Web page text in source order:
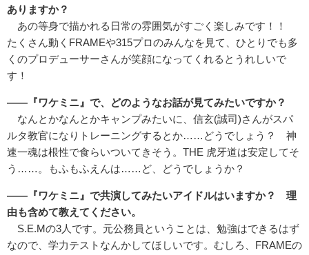
ありますか？
あの等身で描かれる日常の雰囲気がすごく楽しみです！！
たくさん動くFRAMEや315プロのみんなを見て、ひとりでも多
くのプロデューサーさんが笑顔になってくれるとうれしいで
す！
――『ワケミニ』で、どのようなお話が見てみたいですか？
なんとかなんとかキャンプみたいに、信玄(誠司)さんがスパ
ルタ教官になりトレーニングするとか……どうでしょう？ 神
速一魂は根性で食らいついてきそう。THE 虎牙道は安定してそ
う……。もふもふえんは……ど、どうでしょうか？
――『ワケミニ』で共演してみたいアイドルはいますか？ 理
由も含めて教えてください。
S.E.Mの3人です。元公務員ということは、勉強はできるはず
なので、学力テストなんかしてほしいです。むしろ、FRAMEの